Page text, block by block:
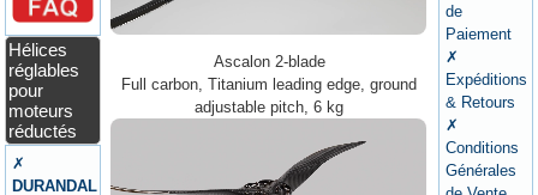
Hélices
réglables
pour
moteurs
réductés
✗
DURANDAL
Ascalon 2-blade
Full carbon, Titanium leading edge, ground
adjustable pitch, 6 kg
de
Paiement
✗
Expéditions
& Retours
✗
Conditions
Générales